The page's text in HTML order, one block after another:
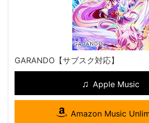
GARANDO【サブスク対応】
Apple Music
Amazon Music